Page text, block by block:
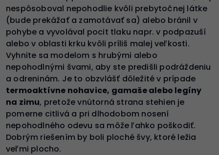
nespôsoboval nepohodlie kvôli prebytočnej látke
(bude prekážať a zamotávať sa) alebo bránil v
pohybe a vyvolával pocit tlaku napr. v podpazuší
alebo v oblasti krku kvôli príliš malej veľkosti.
Vyhnite sa modelom s hrubými alebo
nepohodlnými švami, aby ste predišli podráždeniu
a odreninám. Je to obzvlášť dôležité v prípade
termoaktívne nohavice, gamaše alebo legíny
na zimu, pretože vnútorná strana stehien je
pomerne citlivá a pri dlhodobom nosení
nepohodlného odevu sa môže ľahko poškodiť.
Dobrým riešením by boli ploché švy, ktoré ležia
veľmi plocho.